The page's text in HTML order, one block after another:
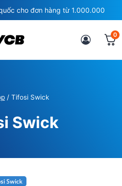
cho đơn hàng từ 1.000.000
0
/ Tifosi Swick
Swick
Swick